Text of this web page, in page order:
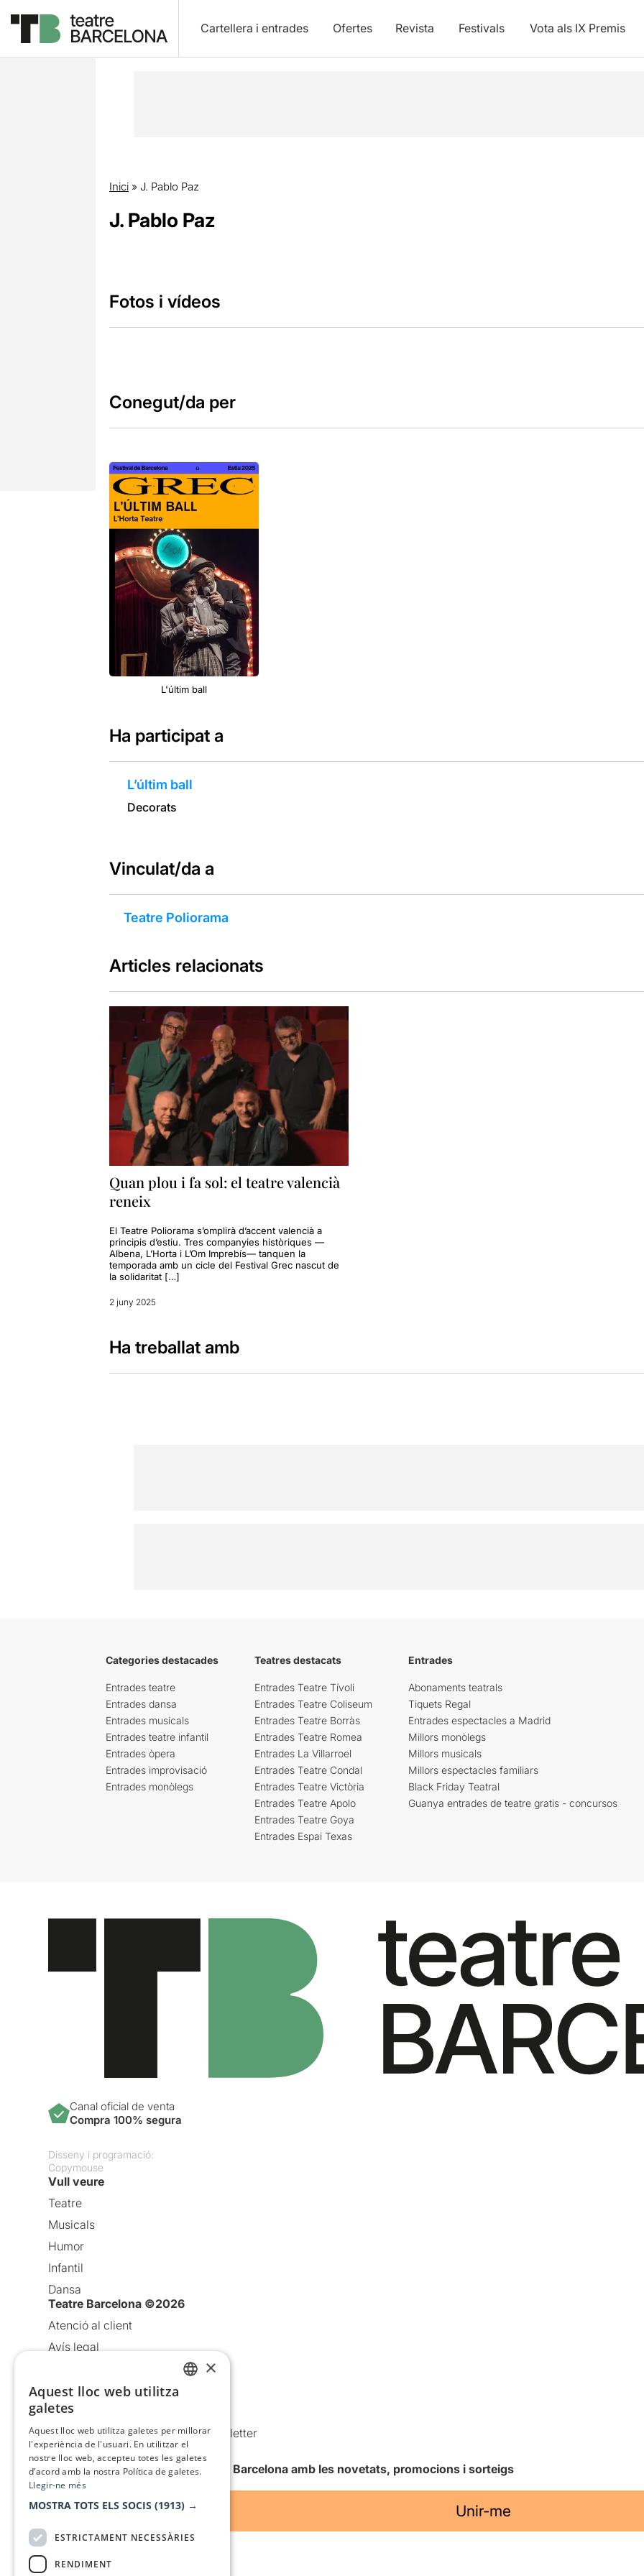
Cartellera i entrades Ofertes Revista Festivals Vota als IX Premis
Inici» J. Pablo Paz
J. Pablo Paz
Fotos i vídeos
Conegut/da per
L'últim ball
Ha participat a
L’últim ball
Decorats
Vinculat/da a
Teatre Poliorama
Articles relacionats
Quan plou i fa sol: el teatre valencià
reneix
El Teatre Poliorama s’omplirà d’accent valencià a
principis d’estiu. Tres companyies històriques —
Albena, L’Horta i L’Om Imprebís— tanquen la
temporada amb un cicle del Festival Grec nascut de
la solidaritat […]
2 juny 2025
Ha treballat amb
Categories destacades
Entrades teatre
Entrades dansa
Entrades musicals
Entrades teatre infantil
Entrades òpera
Entrades improvisació
Entrades monòlegs
Teatres destacats
Entrades Teatre Tívoli
Entrades Teatre Coliseum
Entrades Teatre Borràs
Entrades Teatre Romea
Entrades La Villarroel
Entrades Teatre Condal
Entrades Teatre Victòria
Entrades Teatre Apolo
Entrades Teatre Goya
Entrades Espai Texas
Entrades
Abonaments teatrals
Tiquets Regal
Entrades espectacles a Madrid
Millors monòlegs
Millors musicals
Millors espectacles familiars
Black Friday Teatral
Guanya entrades de teatre gratis - concursos
Canal oficial de venta
Compra 100% segura
Disseny i programació:
Copymouse
Vull veure
Teatre
Musicals
Humor
Infantil
Dansa
Teatre Barcelona ©2026
Atenció al client
Avís legal
Política de cookies
Condicions d’ús
Comunicacions comercials i Newsletter
Anuncia’t
Vull rebre la newsletter de Teatre Barcelona amb les novetats, promocions i sorteigs
Unir-me
×
Aquest lloc web utilitza
galetes
Aquest lloc web utilitza galetes per millorar
l'experiència de l'usuari. En utilitzar el
nostre lloc web, accepteu totes les galetes
d’acord amb la nostra Política de galetes.
Llegir-ne més
MOSTRA TOTS ELS SOCIS (1913) →
ESTRICTAMENT NECESSÀRIES
RENDIMENT